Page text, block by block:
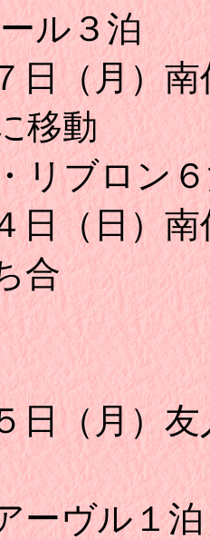
３泊
月）南
な村
リブロン
（日）南
合
（月）友
ン２
ーヴル１泊